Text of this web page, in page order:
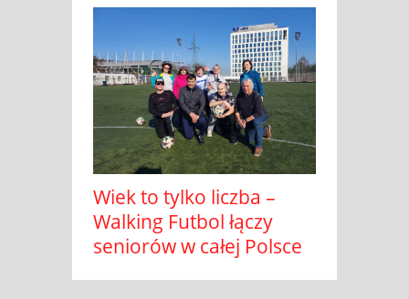
Wiek to tylko liczba –
Walking Futbol łączy
seniorów w całej Polsce